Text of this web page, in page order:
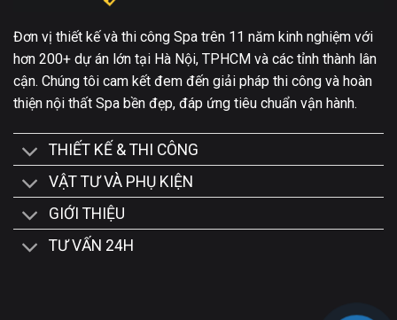
Đơn vị thiết kế và thi công Spa trên 11 năm kinh nghiệm với
hơn 200+ dự án lớn tại Hà Nội, TPHCM và các tỉnh thành lân
cận. Chúng tôi cam kết đem đến giải pháp thi công và hoàn
thiện nội thất Spa bền đẹp, đáp ứng tiêu chuẩn vận hành.
THIẾT KẾ & THI CÔNG
VẬT TƯ VÀ PHỤ KIỆN
GIỚI THIỆU
TƯ VẤN 24H